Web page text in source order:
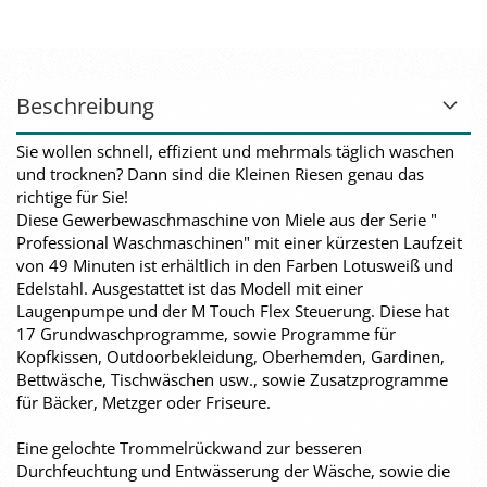
Beschreibung
Sie wollen schnell, effizient und mehrmals täglich waschen
und trocknen? Dann sind die Kleinen Riesen genau das
richtige für Sie!
Diese Gewerbewaschmaschine von Miele aus der Serie "
Professional Waschmaschinen" mit einer kürzesten Laufzeit
von 49 Minuten ist erhältlich in den Farben Lotusweiß und
Edelstahl. Ausgestattet ist das Modell mit einer
Laugenpumpe und der M Touch Flex Steuerung. Diese hat
17 Grundwaschprogramme, sowie Programme für
Kopfkissen, Outdoorbekleidung, Oberhemden, Gardinen,
Bettwäsche, Tischwäschen usw., sowie Zusatzprogramme
für Bäcker, Metzger oder Friseure.
Eine gelochte Trommelrückwand zur besseren
Durchfeuchtung und Entwässerung der Wäsche, sowie die